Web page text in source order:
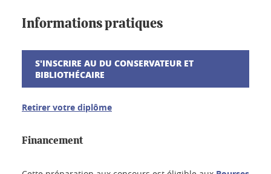
Informations pratiques
S'INSCRIRE AU DU CONSERVATEUR ET
BIBLIOTHÉCAIRE
Retirer votre diplôme
Financement